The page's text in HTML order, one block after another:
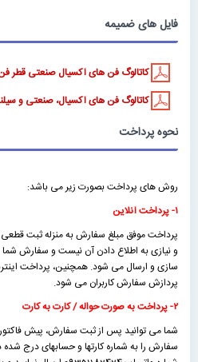
فایل های ضمیمه
کاتالوگ فن های آکسیال صنعتی قطر فن 35 سانت
کاتالوگ فن های آکسیال، صنعتی و
نحوه پرداخت
روش های پرداخت بصورت زیر می باشد:
۱- پرداخت آنلاین
پرداخت موفق مبلغ سفارش به منزله ثبت
و نیازی به اطلاع دادن آن نیست و سفارش شما
سازی و ارسال می شود. همچنین، پرداخت
پردازش سفارش کاربران می شود.
۲- پرداخت به صورت حواله / کارت به کارت
شما می توانید پس از ثبت سفارش، پیش فاکتور
سفارش را به شماره کارتها و حسابهای درج شده